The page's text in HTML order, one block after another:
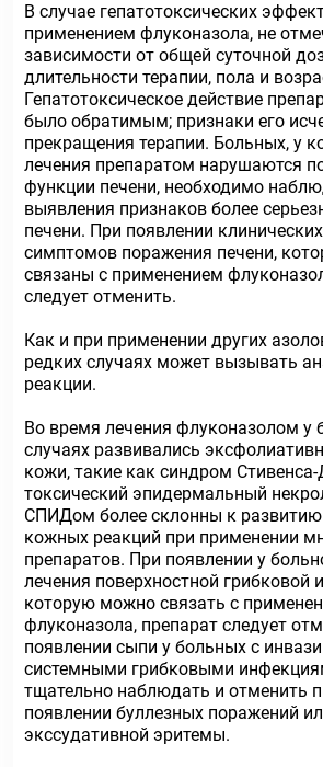
В случае гепатотоксических
применением флуконазола, не
зависимости от общей суточной
длительности терапии, пола и
Гепатотоксическое действие
было обратимым; признаки его
прекращения терапии. Больных, у
лечения препаратом нарушаются
функции печени, необходимо
выявления признаков более
печени. При появлении
симптомов поражения печени,
связаны с применением
следует отменить.
Как и при применении других
редких случаях может вызывать
реакции.
Во время лечения флуконазолом у
случаях развивались
кожи, такие как синдром
токсический эпидермальный
СПИДом более склонны к
кожных реакций при применении
препаратов. При появлении у
лечения поверхностной грибковой
которую можно связать с
флуконазола, препарат следует
появлении сыпи у больных с
системными грибковыми
тщательно наблюдать и отменить
появлении буллезных поражений
экссудативной эритемы.